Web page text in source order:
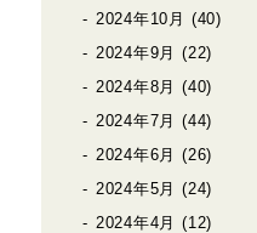
2024年10月 (40)
2024年9月 (22)
2024年8月 (40)
2024年7月 (44)
2024年6月 (26)
2024年5月 (24)
2024年4月 (12)